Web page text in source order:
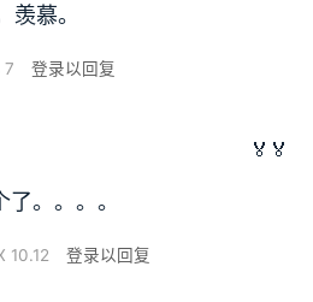
慕。
7 登录以回复
🏅🏅
。。。。
10.12 登录以回复